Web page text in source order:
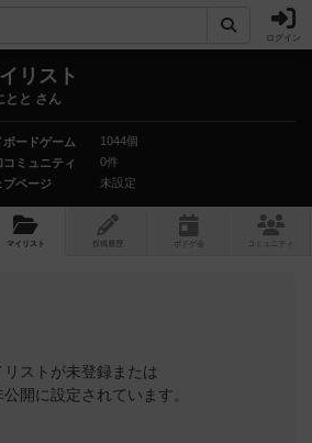
ログイン
リスト
とと さん
ボードゲーム
1044個
コミュニティ
0件
ブページ
未設定
マイリスト 投稿履歴 ボ ドゲ コミュニティ
リストが未登録または
開に設定されています。